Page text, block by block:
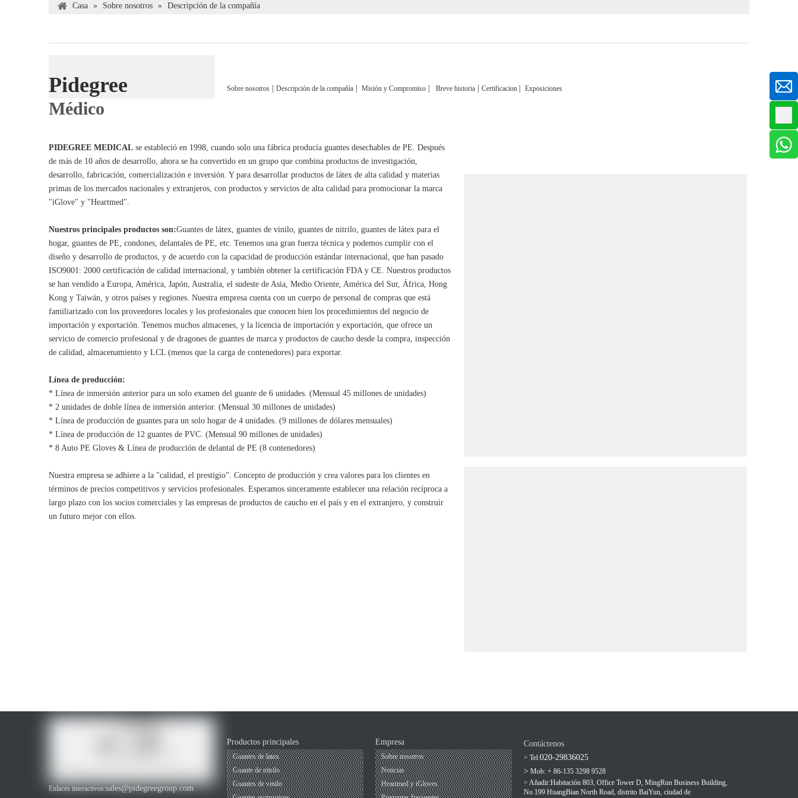
Casa » Sobre nosotros » Descripción de la compañía
Pidegree
Médico
Sobre nosotros Descripción de la compañía Misión y Compromiso Breve historia Certificacion Exposiciones
PIDEGREE MEDICAL se estableció en 1998, cuando solo una fábrica producía guantes desechables de PE. Después
de más de 10 años de desarrollo, ahora se ha convertido en un grupo que combina productos de investigación,
desarrollo, fabricación, comercialización e inversión. Y para desarrollar productos de látex de alta calidad y materias
primas de los mercados nacionales y extranjeros, con productos y servicios de alta calidad para promocionar la marca
"iGlove" y "Heartmed".
Nuestros principales productos son:Guantes de látex, guantes de vinilo, guantes de nitrilo, guantes de látex para el
hogar, guantes de PE, condones, delantales de PE, etc. Tenemos una gran fuerza técnica y podemos cumplir con el
diseño y desarrollo de productos, y de acuerdo con la capacidad de producción estándar internacional, que han pasado
ISO9001: 2000 certificación de calidad internacional, y también obtener la certificación FDA y CE. Nuestros productos
se han vendido a Europa, América, Japón, Australia, el sudeste de Asia, Medio Oriente, América del Sur, África, Hong
Kong y Taiwán, y otros países y regiones. Nuestra empresa cuenta con un cuerpo de personal de compras que está
familiarizado con los proveedores locales y los profesionales que conocen bien los procedimientos del negocio de
importación y exportación. Tenemos muchos almacenes, y la licencia de importación y exportación, que ofrece un
servicio de comercio profesional y de dragones de guantes de marca y productos de caucho desde la compra, inspección
de calidad, almacenamiento y LCL (menos que la carga de contenedores) para exportar.
Línea de producción:
* Línea de inmersión anterior para un solo examen del guante de 6 unidades. (Mensual 45 millones de unidades)
* 2 unidades de doble línea de inmersión anterior. (Mensual 30 millones de unidades)
* Línea de producción de guantes para un solo hogar de 4 unidades. (9 millones de dólares mensuales)
* Línea de producción de 12 guantes de PVC. (Mensual 90 millones de unidades)
* 8 Auto PE Gloves & Línea de producción de delantal de PE (8 contenedores)
Nuestra empresa se adhiere a la "calidad, el prestigio". Concepto de producción y crea valores para los clientes en
términos de precios competitivos y servicios profesionales. Esperamos sinceramente establecer una relación recíproca a
largo plazo con los socios comerciales y las empresas de productos de caucho en el país y en el extranjero, y construir
un futuro mejor con ellos.
Enlaces interactivos:sales@pidegreegroup.com
Productos principales
Guantes de latex
Guante de nitrilo
Guantes de vinilo
Empresa
Sobre nosotros
Noticias
Heartmed y iGloves
Contáctenos
> Tel:020-29836025
> Mob: + 86-135 3298 9528
> Añadir:Habitación 803, Office Tower D, MingRun Business Building,
No.199 HuangBian North Road, distrito BaiYun, ciudad de